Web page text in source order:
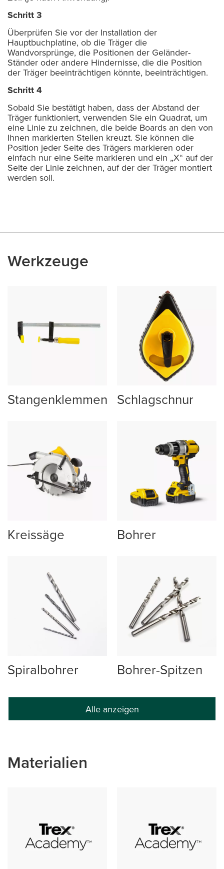
Schritt 3
Überprüfen Sie vor der Installation der
Hauptbuchplatine, ob die Träger die
Wandvorsprünge, die Positionen der Geländer-
Ständer oder andere Hindernisse, die die Position
der Träger beeinträchtigen könnte, beeinträchtigen.
Schritt 4
Sobald Sie bestätigt haben, dass der Abstand der
Träger funktioniert, verwenden Sie ein Quadrat, um
eine Linie zu zeichnen, die beide Boards an den von
Ihnen markierten Stellen kreuzt. Sie können die
Position jeder Seite des Trägers markieren oder
einfach nur eine Seite markieren und ein „X“ auf der
Seite der Linie zeichnen, auf der der Träger montiert
werden soll.
Werkzeuge
Stangenklemmen Schlagschnur
Kreissäge Bohrer
Spiralbohrer Bohrer-Spitzen
Alle anzeigen
Materialien